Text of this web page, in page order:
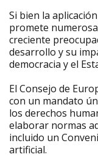
Si bien la
promete
creciente
desarrollo y su
democracia y el
El Consejo de
con un mandato
los derechos
elaborar normas
incluido un
artificial.